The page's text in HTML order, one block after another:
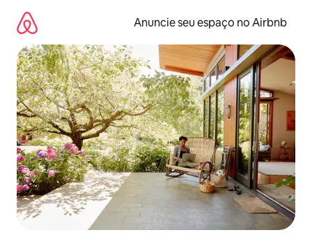
para
conteúdo
Anuncie seu espaço no Airbnb